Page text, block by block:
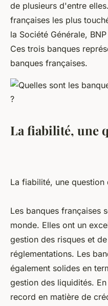
de plusieurs d'entre
françaises les plus
la Société Générale,
Ces trois banques
banques françaises.
La fiabilité, une
La fiabilité, une question
Les banques françaises
monde. Elles ont un
gestion des risques et
réglementations. Les
également solides en
gestion des liquidités.
record en matière de